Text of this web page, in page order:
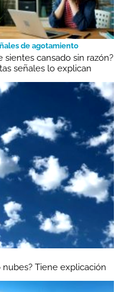
de agotamiento
sientes cansado sin razón?
señales lo explican
nubes? Tiene explicación